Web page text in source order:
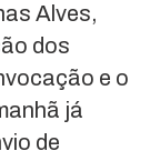
Alves,
dos
e o
já
de